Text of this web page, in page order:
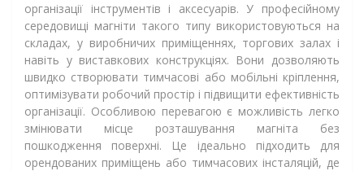
організації інструментів і аксесуарів. У професійному
середовищі магніти такого типу використовуються на
складах, у виробничих приміщеннях, торгових залах і
навіть у виставкових конструкціях. Вони дозволяють
швидко створювати тимчасові або мобільні кріплення,
оптимізувати робочий простір і підвищити ефективність
організації. Особливою перевагою є можливість легко
змінювати місце розташування магніта без
пошкодження поверхні. Це ідеально підходить для
орендованих приміщень або тимчасових інсталяцій, де